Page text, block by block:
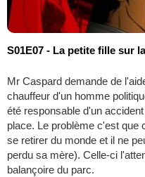
S01E07 - La petite fille sur
Mr Caspard demande de
chauffeur d'un homme
été responsable d'un
place. Le problème c'est que
se retirer du monde et il ne
perdu sa mère). Celle-ci
balançoire du parc.